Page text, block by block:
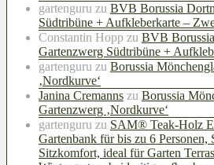
gartenguru zu BVB Borussia
Südtribüne + Aufkleberkarte –
Constantin Hopp zu BVB
Gartenzwerg Südtribüne +
gartenguru zu Borussia
‚Nordkurve‘
Janina Cremanns zu Borussia
Gartenzwerg ‚Nordkurve‘
gartenguru zu SAM® Teak-Holz
Gartenbank für bis zu 6 Personen,
Sitzkomfort, ideal für Garten